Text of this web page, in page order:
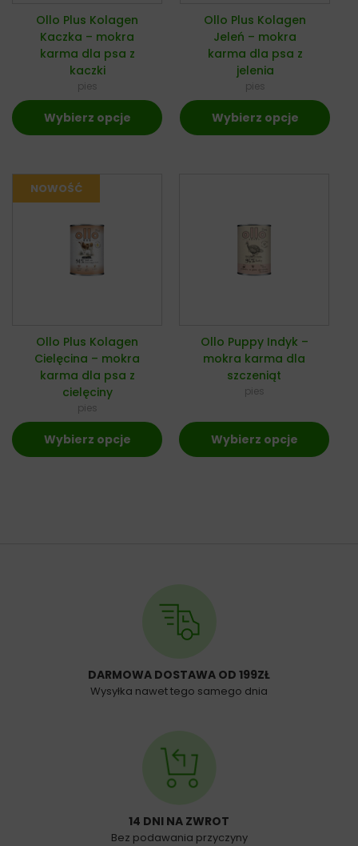
Ollo Plus Kolagen
Kaczka – mokra
karma dla psa z
kaczki
pies
Wybierz opcje
Ollo Plus Kolagen
Jeleń – mokra
karma dla psa z
jelenia
pies
Wybierz opcje
Ollo Plus Kolagen
Cielęcina – mokra
karma dla psa z
cielęciny
pies
Wybierz opcje
Ollo Puppy Indyk –
mokra karma dla
szczeniąt
pies
Wybierz opcje
DARMOWA DOSTAWA OD 199ZŁ
Wysyłka nawet tego samego dnia
14 DNI NA ZWROT
Bez podawania przyczyny